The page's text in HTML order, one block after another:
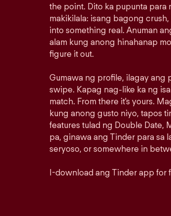
the point. Dito ka pupunta para
makikilala: isang bagong
into something real. Anuman
alam kung anong hinahanap
figure it out.
Gumawa ng profile, ilagay ang
swipe. Kapag nag-like ka ng
match. From there it's yours.
kung anong gusto niyo, tapos
features tulad ng Double Date,
pa, ginawa ang Tinder para sa
seryoso, or somewhere in
I-download ang Tinder app for